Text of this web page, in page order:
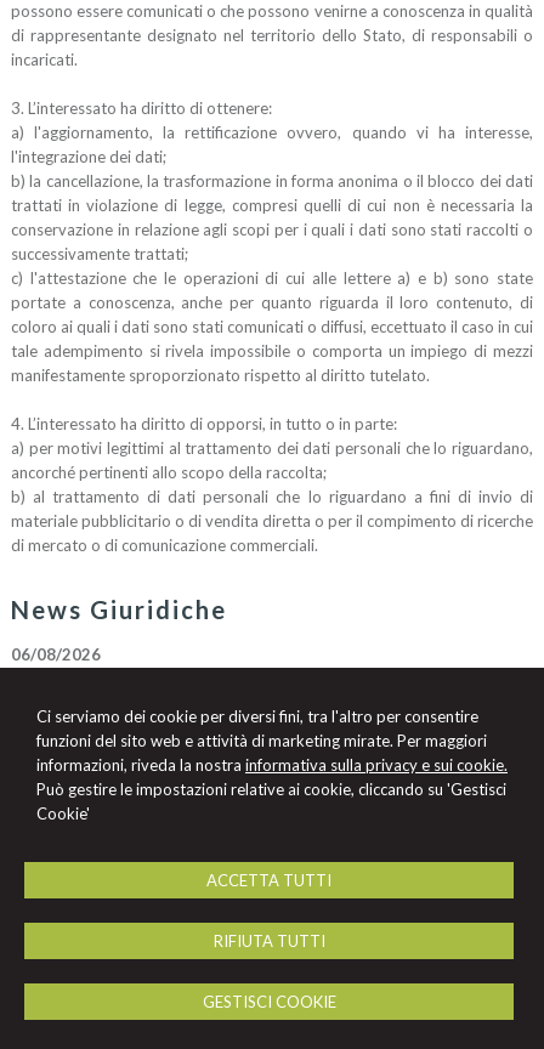
Ci serviamo dei cookie per diversi fini, tra l'altro per consentire
funzioni del sito web e attività di marketing mirate. Per maggiori
informazioni, riveda la nostra informativa sulla privacy e sui cookie.
Può gestire le impostazioni relative ai cookie, cliccando su 'Gestisci
Cookie'
ACCETTA TUTTI
RIFIUTA TUTTI
GESTISCI COOKIE
possono essere comunicati o che possono venirne a conoscenza in qualità
di rappresentante designato nel territorio dello Stato, di responsabili o
incaricati.
3. L’interessato ha diritto di ottenere:
a) l'aggiornamento, la rettificazione ovvero, quando vi ha interesse,
l'integrazione dei dati;
b) la cancellazione, la trasformazione in forma anonima o il blocco dei dati
trattati in violazione di legge, compresi quelli di cui non è necessaria la
conservazione in relazione agli scopi per i quali i dati sono stati raccolti o
successivamente trattati;
c) l'attestazione che le operazioni di cui alle lettere a) e b) sono state
portate a conoscenza, anche per quanto riguarda il loro contenuto, di
coloro ai quali i dati sono stati comunicati o diffusi, eccettuato il caso in cui
tale adempimento si rivela impossibile o comporta un impiego di mezzi
manifestamente sproporzionato rispetto al diritto tutelato.
4. L’interessato ha diritto di opporsi, in tutto o in parte:
a) per motivi legittimi al trattamento dei dati personali che lo riguardano,
ancorché pertinenti allo scopo della raccolta;
b) al trattamento di dati personali che lo riguardano a fini di invio di
materiale pubblicitario o di vendita diretta o per il compimento di ricerche
di mercato o di comunicazione commerciali.
News Giuridiche
06/08/2026
06/08/2026
L’assicurazione del condominio è impegnata nei limiti stabiliti dalla polizza
06/08/2026
Allucinazioni IA e mancato controllo dell’avvocato: tra sanzioni pecuniarie
Avv. Francesca Ravagnan
Studio Legale Avv. Francesca Ravagnan
Via Mascheraio n. 12 -Ferrara44121,FE
0532.242112